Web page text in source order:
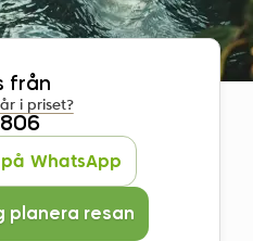
från
i priset?
WhatsApp
planera resan